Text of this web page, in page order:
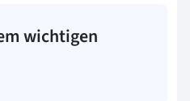
wichtigen